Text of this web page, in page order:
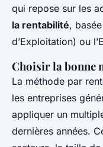
qui repose sur les
la rentabilité,
d’Exploitation) ou
Choisir la bonne
La méthode par
les entreprises
appliquer un
dernières années.